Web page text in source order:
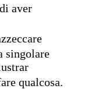
aver
singolare
qualcosa.